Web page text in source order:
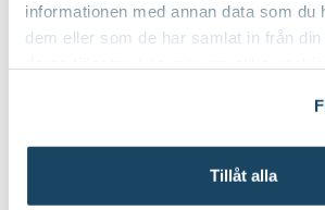
informationen med annan data som du
dem eller som de har samlat in från
Tillåt alla
Krukor och blomlådor till dina